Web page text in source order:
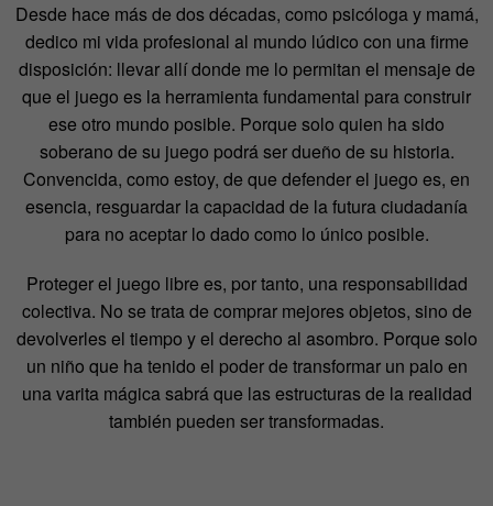
Desde hace más de dos décadas, como psicóloga y mamá,
dedico mi vida profesional al mundo lúdico con una firme
disposición: llevar allí donde me lo permitan el mensaje de
que el juego es la herramienta fundamental para construir
ese otro mundo posible. Porque solo quien ha sido
soberano de su juego podrá ser dueño de su historia.
Convencida, como estoy, de que defender el juego es, en
esencia, resguardar la capacidad de la futura ciudadanía
para no aceptar lo dado como lo único posible.
Proteger el juego libre es, por tanto, una responsabilidad
colectiva. No se trata de comprar mejores objetos, sino de
devolverles el tiempo y el derecho al asombro. Porque solo
un niño que ha tenido el poder de transformar un palo en
una varita mágica sabrá que las estructuras de la realidad
también pueden ser transformadas.